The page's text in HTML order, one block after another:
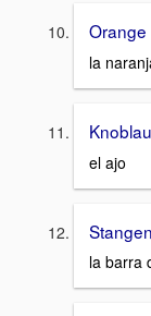
Orange
la
el ajo
la barra